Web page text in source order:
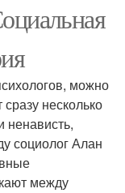
можно
несколько
ненависть,
социолог Алан
между